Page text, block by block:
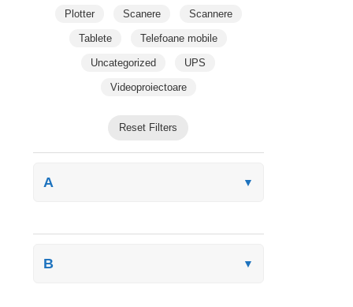
Plotter Scanere Scannere
Tablete Telefoane mobile
Uncategorized UPS
Videoproiectoare
Reset Filters
A ▼
B ▼